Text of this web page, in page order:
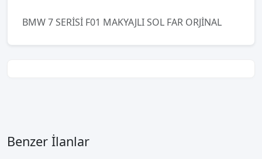
BMW 7 SERİSİ F01 MAKYAJLI SOL FAR ORJİNAL
Benzer İlanlar